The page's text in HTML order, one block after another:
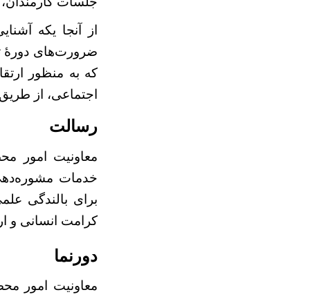
از آنجا یکه
ضرورت‌های دورۀ
که به منظور
اجتماعی، از
رسالت
معاونیت امور
خدمات
برای بالندگی
کرامت انسانی و
دورنما
معاونیت امور